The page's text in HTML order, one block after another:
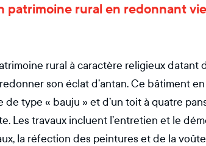
patrimoine rural en redonnant
rural à caractère religieux datant
son éclat d’antan. Ce bâtiment
type « bauju » et d’un toit à quatre
Les travaux incluent l’entretien et le
la réfection des peintures et de la